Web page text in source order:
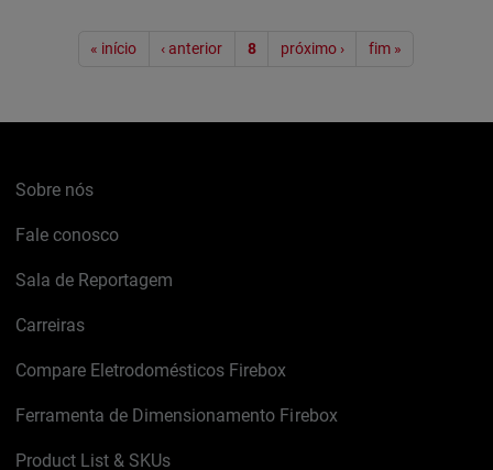
Paginação
« início ‹ anterior 8 próximo › fim »
Sobre nós
Fale conosco
Sala de Reportagem
Carreiras
Compare Eletrodomésticos Firebox
Ferramenta de Dimensionamento Firebox
Product List & SKUs